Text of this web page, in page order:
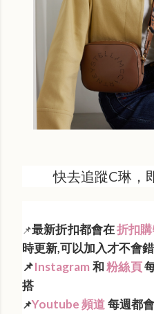
快去追蹤C琳，
📌最新折扣都會在折扣
時更新,可以加入才不會
📌Instagram 和粉絲頁
搭
📌Youtube 頻道每週都